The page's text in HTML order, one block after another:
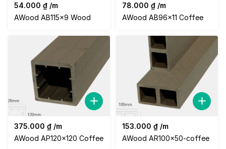
54.000 ₫ /m
AWood AB115x9 Wood
78.000 ₫ /m
AWood AB96x11 Coffee
375.000 ₫ /m
AWood AP120x120 Coffee
153.000 ₫ /m
AWood AR100x50-coffee